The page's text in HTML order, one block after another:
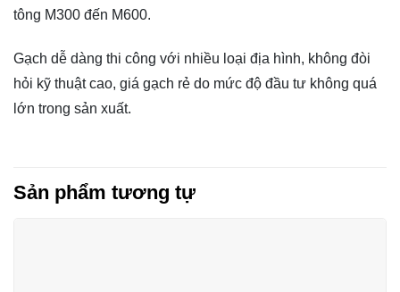
tông M300 đến M600.
Gạch dễ dàng thi công với nhiều loại địa hình, không đòi
hỏi kỹ thuật cao, giá gạch rẻ do mức độ đầu tư không quá
lớn trong sản xuất.
Sản phẩm tương tự